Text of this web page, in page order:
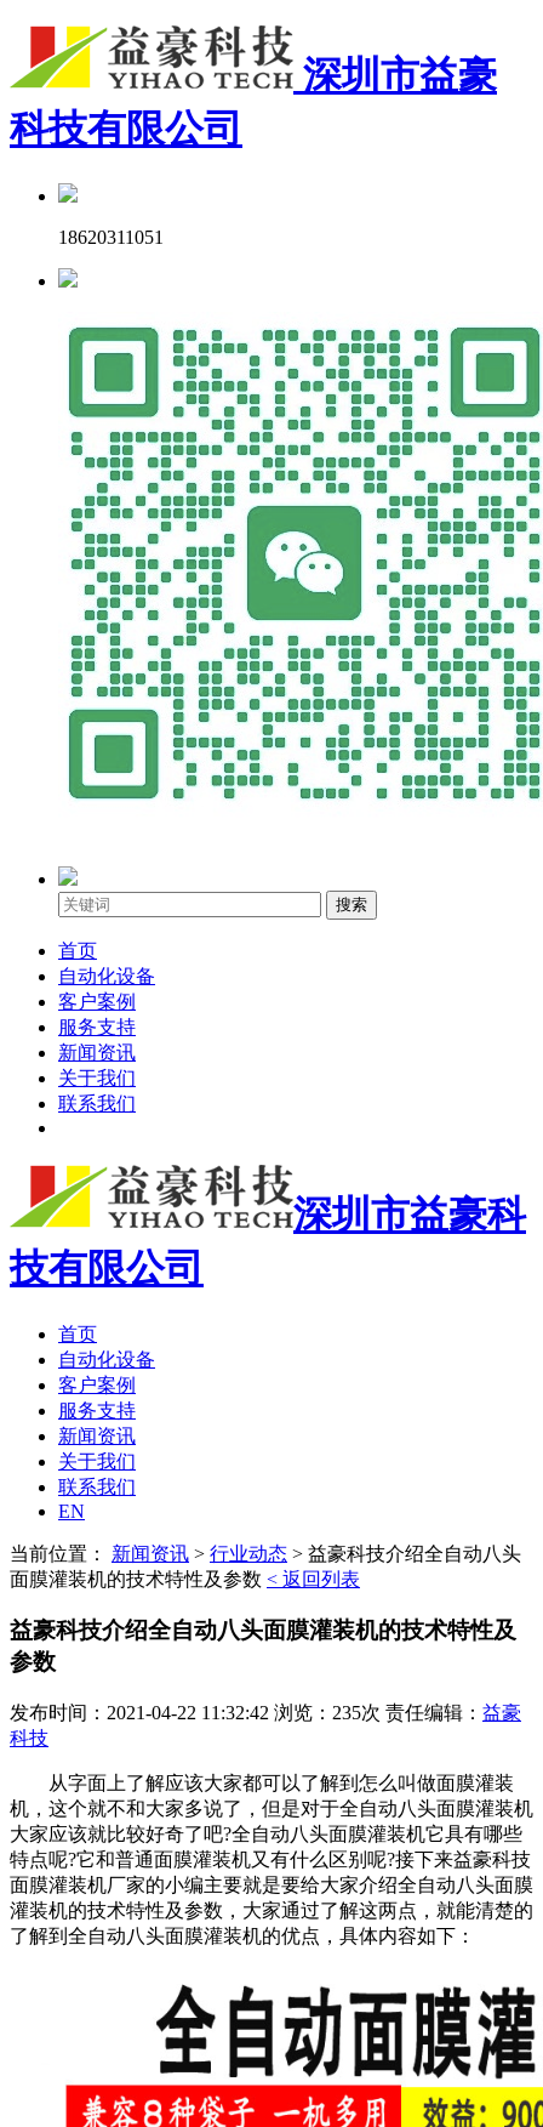
深圳市益豪
科技有限公司
18620311051
搜索
首页
自动化设备
客户案例
服务支持
新闻资讯
关于我们
联系我们
深圳市益豪科
技有限公司
首页
自动化设备
客户案例
服务支持
新闻资讯
关于我们
联系我们
EN
当前位置： 新闻资讯 > 行业动态 > 益豪科技介绍全自动八头
面膜灌装机的技术特性及参数 < 返回列表
益豪科技介绍全自动八头面膜灌装机的技术特性及
参数
发布时间：2021-04-22 11:32:42 浏览：235次 责任编辑： 益豪
科技
从字面上了解应该大家都可以了解到怎么叫做面膜灌装
机，这个就不和大家多说了，但是对于全自动八头面膜灌装机
大家应该就比较好奇了吧?全自动八头面膜灌装机它具有哪些
特点呢?它和普通面膜灌装机又有什么区别呢?接下来益豪科技
面膜灌装机厂家的小编主要就是要给大家介绍全自动八头面膜
灌装机的技术特性及参数，大家通过了解这两点，就能清楚的
了解到全自动八头面膜灌装机的优点，具体内容如下：